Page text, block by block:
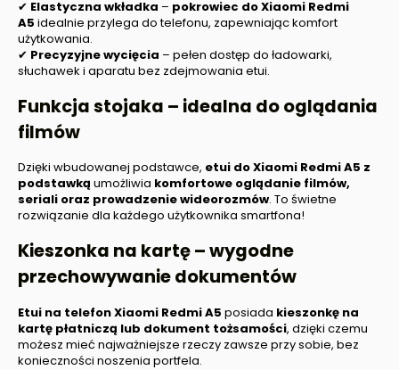
✔ Elastyczna wkładka – pokrowiec doXiaomi Redmi
A5 idealnie przylega do telefonu, zapewniając komfort
użytkowania.
✔ Precyzyjne wycięcia – pełen dostęp do ładowarki,
słuchawek i aparatu bez zdejmowania etui.
Funkcja stojaka – idealna do oglądania
filmów
Dzięki wbudowanej podstawce, etui doXiaomi Redmi A5 z
podstawką umożliwia komfortowe oglądanie filmów,
seriali oraz prowadzenie wideorozmów. To świetne
rozwiązanie dla każdego użytkownika smartfona!
Kieszonka na kartę – wygodne
przechowywanie dokumentów
Etui na telefonXiaomi Redmi A5 posiada kieszonkę na
kartę płatniczą lub dokument tożsamości, dzięki czemu
możesz mieć najważniejsze rzeczy zawsze przy sobie, bez
konieczności noszenia portfela.